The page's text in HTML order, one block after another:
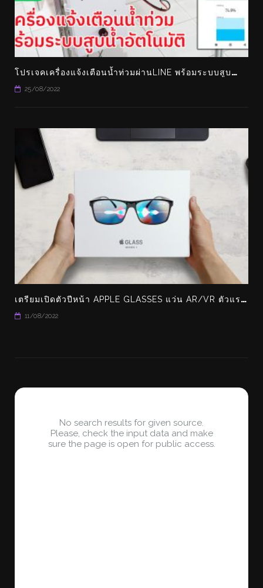
โ
ปรเจคเครื่องแจ้งเตือนน้ำท่วมผ่านLINE พร้อมระบบสูบน้ำอัตโนมัติ คอนโทรลผ่านแอพ BLYNK ได้ด้วย
25/08/2022
เ
ตรียมเปิดตัวปีหน้า APPLE GLASSES แว่น AR/VR ตัวแรกของ APPLE
11/08/2022
No search results for given source.
Please, check the input data and make
sure the page is open for public access.